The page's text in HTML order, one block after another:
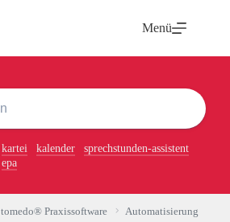
Menü
kartei kalender
sprechstunden-assistent
epa
tomedo® Praxissoftware
Automatisierung